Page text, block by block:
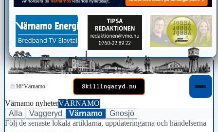
16°Värnamo
Värnamo nyheterVÄRNAMO
Alla
Vaggeryd Värnamo
Gnosjö
Följ de senaste lokala artiklarna, uppdateringarna och händelserna